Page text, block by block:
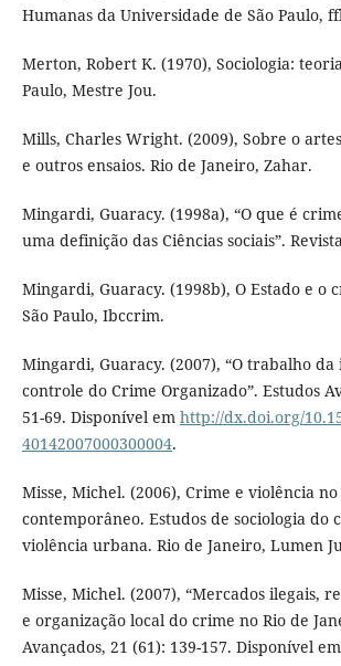
Humanas da Universidade de São Paulo,
Merton, Robert K. (1970), Sociologia:
Paulo, Mestre Jou.
Mills, Charles Wright. (2009), Sobre o
e outros ensaios. Rio de Janeiro, Zahar.
Mingardi, Guaracy. (1998a), “O que é
uma definição das Ciências sociais”.
Mingardi, Guaracy. (1998b), O Estado e o
São Paulo, Ibccrim.
Mingardi, Guaracy. (2007), “O trabalho
controle do Crime Organizado”. Estudos
51-69. Disponível em http://dx.doi.org/
40142007000300004.
Misse, Michel. (2006), Crime e violência
contemporâneo. Estudos de sociologia do
violência urbana. Rio de Janeiro, Lumen
Misse, Michel. (2007), “Mercados ilegais,
e organização local do crime no Rio de
Avançados, 21 (61): 139-157. Disponível em